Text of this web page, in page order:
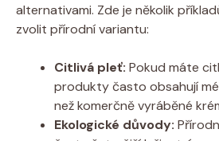
alternativami.⁣ Zde je několik
zvolit přírodní variantu:
Citlivá pleť: Pokud máte⁢
produkty ‌často obsahují
než komerčně vyráběné
Ekologické důvody: